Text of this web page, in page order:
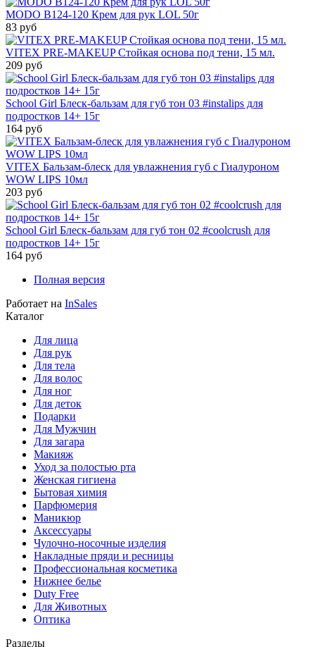
MODO B124-120 Крем для рук LOL 50г
83 руб
VITEX PRE-MAKEUP Стойкая основа под тени, 15 мл.
209 руб
School Girl Блеск-бальзам для губ тон 03 #instalips для
подростков 14+ 15г
164 руб
VITEX Бальзам-блеск для увлажнения губ с Гиалуроном
WOW LIPS 10мл
203 руб
School Girl Блеск-бальзам для губ тон 02 #coolcrush для
подростков 14+ 15г
164 руб
Полная версия
Работает на InSales
Каталог
Для лица
Для рук
Для тела
Для волос
Для ног
Для деток
Подарки
Для Мужчин
Для загара
Макияж
Уход за полостью рта
Женская гигиена
Бытовая химия
Парфюмерия
Маникюр
Аксессуары
Чулочно-носочные изделия
Накладные пряди и ресницы
Профессиональная косметика
Нижнее белье
Duty Free
Для Животных
Оптика
Разделы